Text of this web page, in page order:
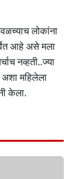
लोकांना
आहे असे मला
नव्हती..ज्या
अशा महिलेला
केला.